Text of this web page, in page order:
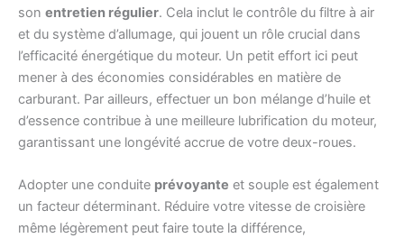
son entretien régulier. Cela inclut le contrôle du filtre à air
et du système d’allumage, qui jouent un rôle crucial dans
l’efficacité énergétique du moteur. Un petit effort ici peut
mener à des économies considérables en matière de
carburant. Par ailleurs, effectuer un bon mélange d’huile et
d’essence contribue à une meilleure lubrification du moteur,
garantissant une longévité accrue de votre deux-roues.
Adopter une conduite prévoyante et souple est également
un facteur déterminant. Réduire votre vitesse de croisière
même légèrement peut faire toute la différence,